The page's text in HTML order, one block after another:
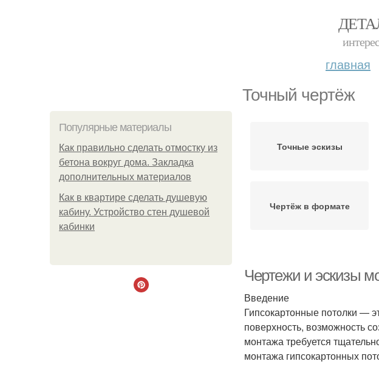
главная
Точный чертёж
Популярные материалы
Как правильно сделать отмостку из
бетона вокруг дома. Закладка
дополнительных материалов
Как в квартире сделать душевую
кабину. Устройство стен душевой
кабинки
Точные эскизы
Чертёж в формате
Чертежи и эскизы
Введение
Гипсокартонные потолки —
поверхность, возможность
монтажа требуется
монтажа гипсокартонных